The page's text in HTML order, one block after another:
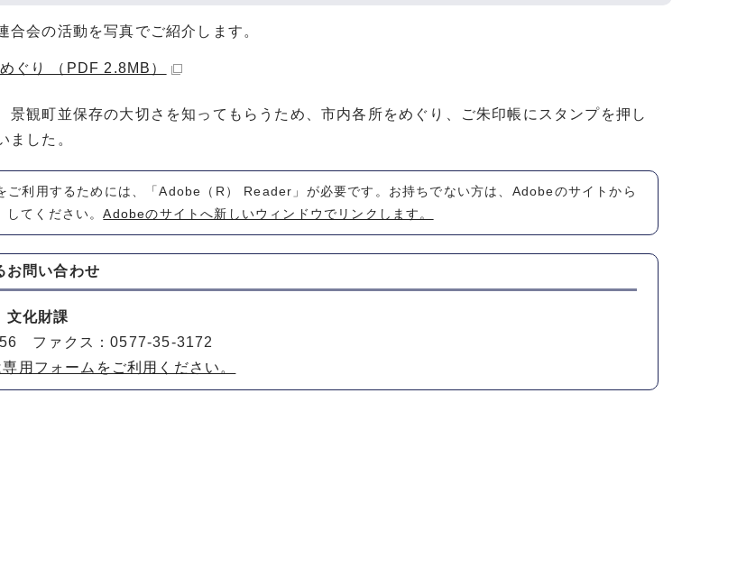
合会の活動を写真でご紹介します。
ぐり （PDF 2.8MB）
景観町並保存の大切さを知ってもらうため、市内各所をめぐり、ご朱印帳にスタンプを押し
ました。
ご利用するためには、「Adobe（R） Reader」が必要です。お持ちでない方は、Adobeのサイトから
してください。Adobeのサイトへ新しいウィンドウでリンクします。
お問い合わせ
化財課
ファクス：0577-35-3172
用フォームをご利用ください。